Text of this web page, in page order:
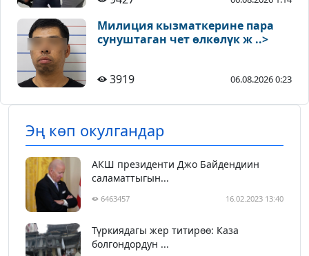
Милиция кызматкерине пара
сунуштаган чет өлкөлүк ж ..>
3919 06.08.2026 0:23
Эң көп окулгандар
АКШ президенти Джо Байдендиин
саламаттыгын...
6463457 16.02.2023 13:40
Түркиядагы жер титирөө: Каза
болгондордун ...